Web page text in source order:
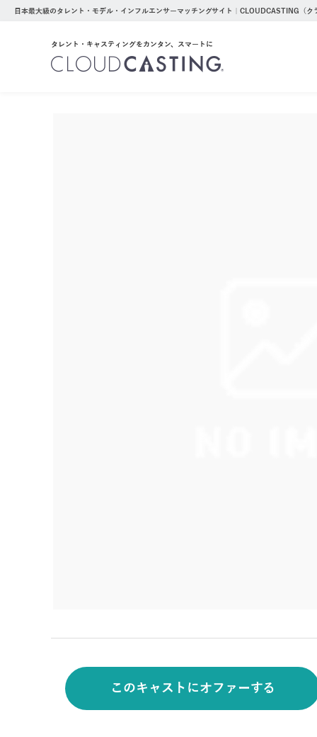
日本最大級のタレント・モデル・インフルエンサーマッチングサイト｜CLOUDCASTING（ク
タレント・キャスティングをカンタン、スマートに
このキャストにオファーする